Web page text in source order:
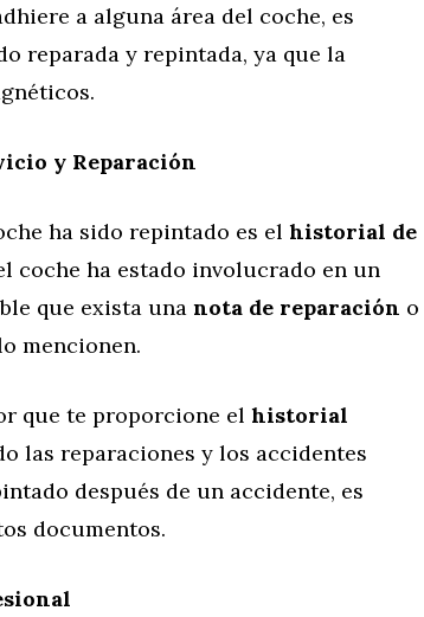
a alguna área del coche, es
reparada y repintada, ya que la
y Reparación
ha sido repintado es el historial de
coche ha estado involucrado en un
que exista una nota de reparación o
mencionen.
que te proporcione el historial
las reparaciones y los accidentes
después de un accidente, es
documentos.